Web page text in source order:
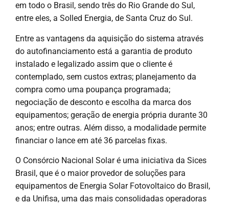
em todo o Brasil, sendo três do Rio Grande do Sul,
entre eles, a Solled Energia, de Santa Cruz do Sul.
Entre as vantagens da aquisição do sistema através
do autofinanciamento está a garantia de produto
instalado e legalizado assim que o cliente é
contemplado, sem custos extras; planejamento da
compra como uma poupança programada;
negociação de desconto e escolha da marca dos
equipamentos; geração de energia própria durante 30
anos; entre outras. Além disso, a modalidade permite
financiar o lance em até 36 parcelas fixas.
O Consórcio Nacional Solar é uma iniciativa da Sices
Brasil, que é o maior provedor de soluções para
equipamentos de Energia Solar Fotovoltaico do Brasil,
e da Unifisa, uma das mais consolidadas operadoras